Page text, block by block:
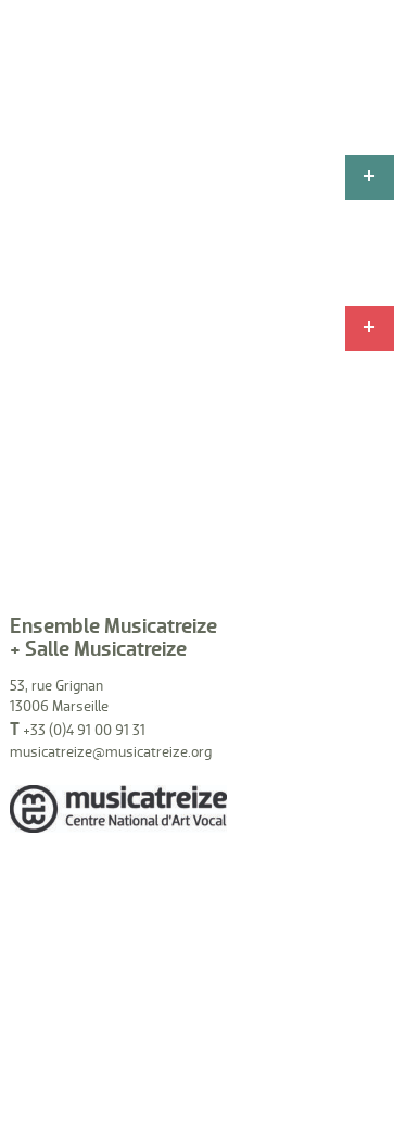
Ensemble Musicatreize
+ Salle Musicatreize
53, rue Grignan
13006 Marseille
T +33 (0)4 91 00 91 31
musicatreize@musicatreize.org